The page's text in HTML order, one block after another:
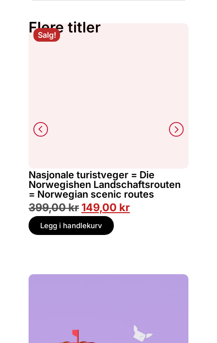
Flere titler
Salg!
Nasjonale turistveger = Die
Norwegishen Landschaftsrouten
= Norwegian scenic routes
399,00kr 149,00 kr
Legg i handlekurv